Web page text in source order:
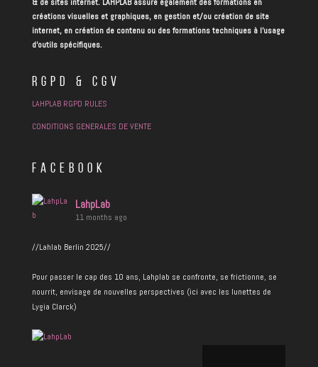
créations visuelles et graphiques, en gestion et/ou création de site
internet, en création de contenu ou des formations techniques à l’usage
d’outils spécifiques.
RGPD & CGV
LAHPLAB RGPD RULES
CONDITIONS GENERALES DE VENTE
FACEBOOK
LahpLab
11 months ago
//Lahlab Berlin 2025//
Pour passer le cap des 10 ans, Lahplab se confronte, se frictionne, se
nourrit, envisage de nouvelles perspectives (ici avec les lunettes de
Lygia Clarck)